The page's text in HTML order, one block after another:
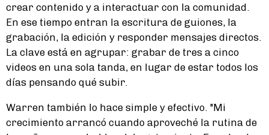
crear contenido y a interactuar con la comunidad.
En ese tiempo entran la escritura de guiones, la
grabación, la edición y responder mensajes directos.
La clave está en agrupar: grabar de tres a cinco
videos en una sola tanda, en lugar de estar todos los
días pensando qué subir.
Warren también lo hace simple y efectivo. "Mi
crecimiento arrancó cuando aproveché la rutina de